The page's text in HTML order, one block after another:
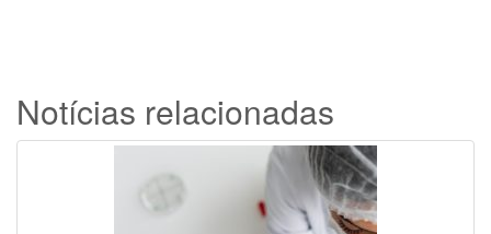
Notícias relacionadas